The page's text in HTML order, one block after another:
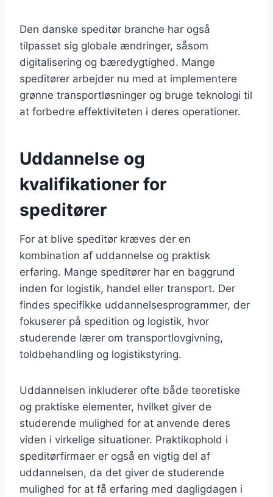
Den danske speditør branche har også
tilpasset sig globale ændringer, såsom
digitalisering og bæredygtighed. Mange
speditører arbejder nu med at implementere
grønne transportløsninger og bruge teknologi til
at forbedre effektiviteten i deres operationer.
Uddannelse og
kvalifikationer for
speditører
For at blive speditør kræves der en
kombination af uddannelse og praktisk
erfaring. Mange speditører har en baggrund
inden for logistik, handel eller transport. Der
findes specifikke uddannelsesprogrammer, der
fokuserer på spedition og logistik, hvor
studerende lærer om transportlovgivning,
toldbehandling og logistikstyring.
Uddannelsen inkluderer ofte både teoretiske
og praktiske elementer, hvilket giver de
studerende mulighed for at anvende deres
viden i virkelige situationer. Praktikophold i
speditørfirmaer er også en vigtig del af
uddannelsen, da det giver de studerende
mulighed for at få erfaring med dagligdagen i